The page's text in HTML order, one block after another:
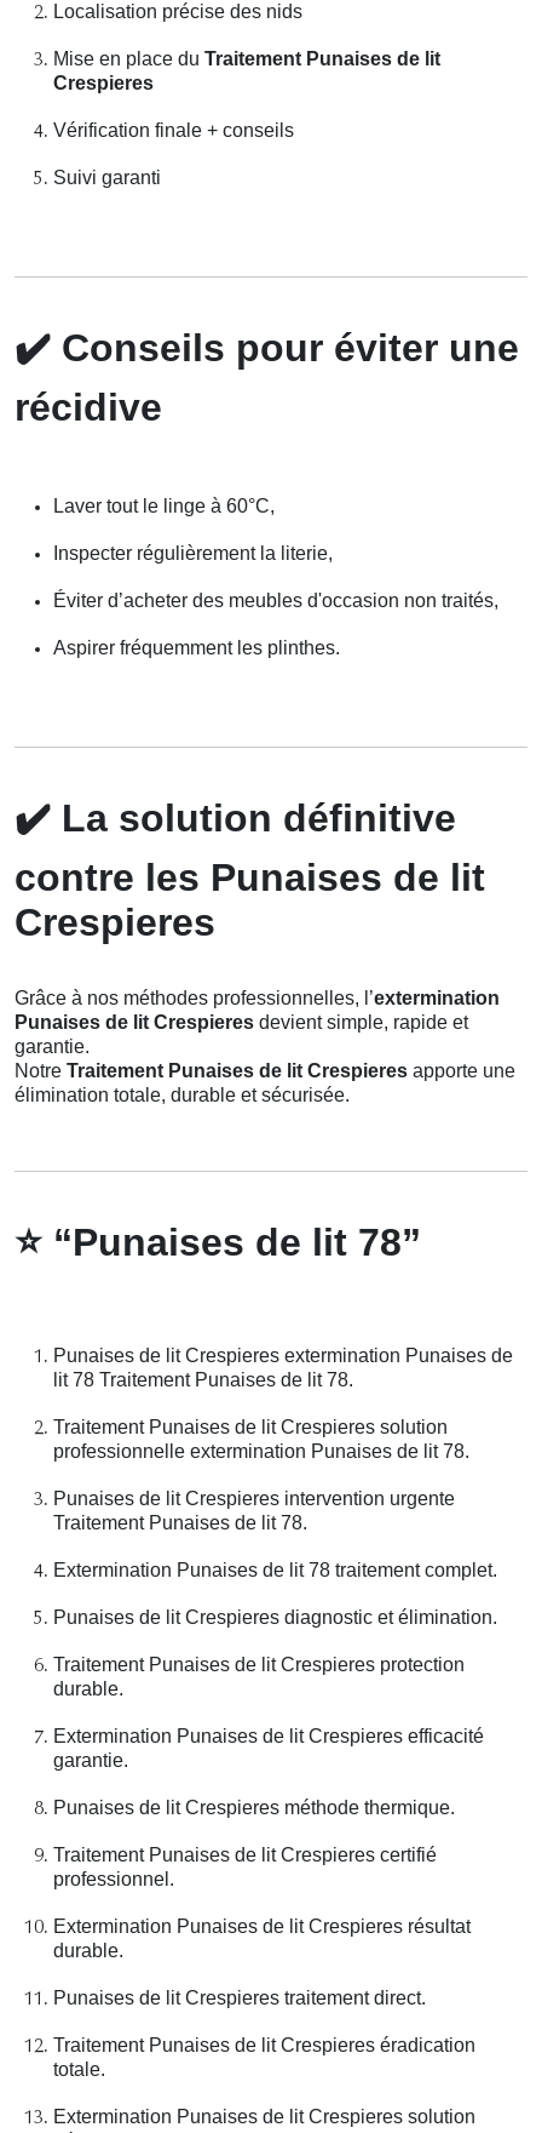
Localisation précise des nids
Mise en place du Traitement Punaises de lit
Crespieres
Vérification finale + conseils
Suivi garanti
✔️ Conseils pour éviter une
récidive
Laver tout le linge à 60°C,
Inspecter régulièrement la literie,
Éviter d’acheter des meubles d'occasion non traités,
Aspirer fréquemment les plinthes.
✔️ La solution définitive
contre les Punaises de lit
Crespieres
Grâce à nos méthodes professionnelles, l’extermination
Punaises de lit Crespieres devient simple, rapide et
garantie.
Notre Traitement Punaises de lit Crespieres apporte une
élimination totale, durable et sécurisée.
⭐“Punaises de lit 78”
Punaises de lit Crespieres extermination Punaises de
lit 78 Traitement Punaises de lit 78.
Traitement Punaises de lit Crespieres solution
professionnelle extermination Punaises de lit 78.
Punaises de lit Crespieres intervention urgente
Traitement Punaises de lit 78.
Extermination Punaises de lit 78 traitement complet.
Punaises de lit Crespieres diagnostic et élimination.
Traitement Punaises de lit Crespieres protection
durable.
Extermination Punaises de lit Crespieres efficacité
garantie.
Punaises de lit Crespieres méthode thermique.
Traitement Punaises de lit Crespieres certifié
professionnel.
Extermination Punaises de lit Crespieres résultat
durable.
Punaises de lit Crespieres traitement direct.
Traitement Punaises de lit Crespieres éradication
totale.
Extermination Punaises de lit Crespieres solution